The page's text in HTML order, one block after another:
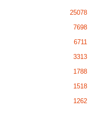
25078
7698
6711
3313
1788
1518
1262